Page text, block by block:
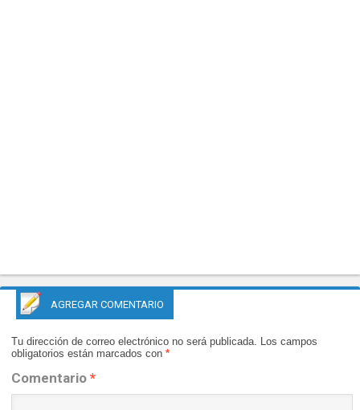
AGREGAR COMENTARIO
Tu dirección de correo electrónico no será publicada. Los campos
obligatorios están marcados con *
Comentario *